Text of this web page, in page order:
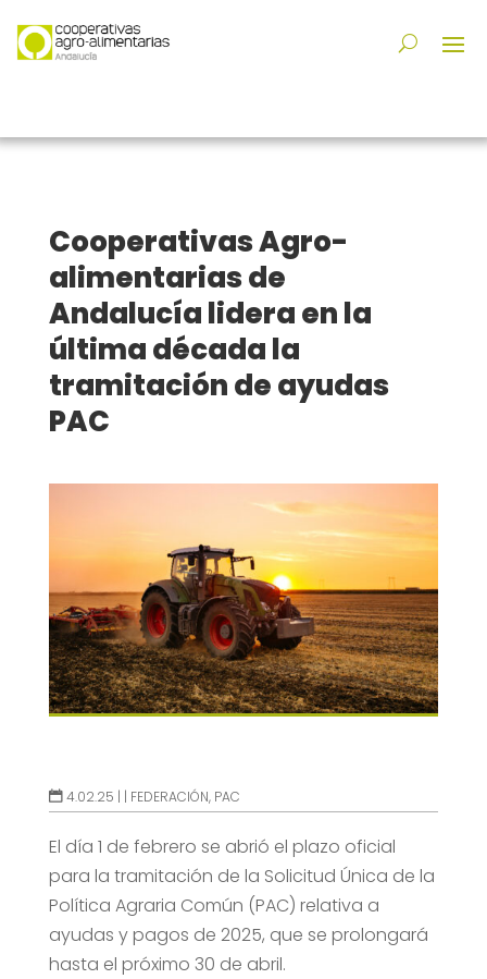
Cooperativas Agro-
alimentarias de
Andalucía lidera en la
última década la
tramitación de ayudas
PAC
4.02.25 | | FEDERACIÓN, PAC
El día 1 de febrero se abrió el plazo oficial
para la tramitación de la Solicitud Única de la
Política Agraria Común (PAC) relativa a
ayudas y pagos de 2025, que se prolongará
hasta el próximo 30 de abril.